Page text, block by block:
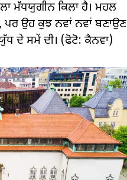
ਮੱਧਯੁਗੀਨ ਕਿਲਾ ਹੈ। ਮਹਲ
ਪਰ ਉਹ ਕੁਝ ਨਵਾਂ ਨਵਾਂ ਬਣਾਉਣ
ਦੇ ਸਮੇਂ ਦੀ। (ਫੋਟੋ: ਕੈਨਵਾ)